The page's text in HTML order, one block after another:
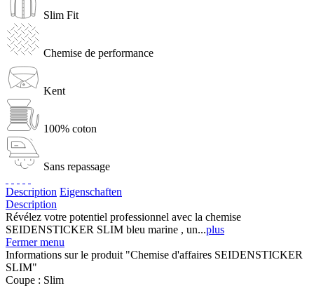
Slim Fit
Chemise de performance
Kent
100% coton
Sans repassage
Description Eigenschaften
Description
Révélez votre potentiel professionnel avec la chemise
SEIDENSTICKER SLIM bleu marine , un...plus
Fermer menu
Informations sur le produit "Chemise d'affaires SEIDENSTICKER
SLIM"
Coupe : Slim